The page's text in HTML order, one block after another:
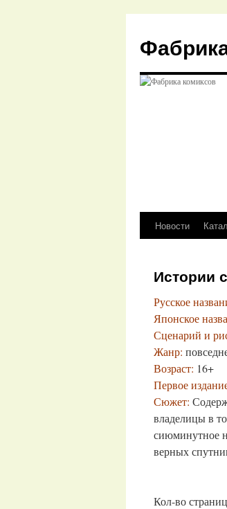
содержимому
Новости
Истории
Русское
Японское
Сценарий и
Жанр:
Возраст: 16+
Первое
Сюжет:
владелицы в
сиюминутное
верных
Кол-во